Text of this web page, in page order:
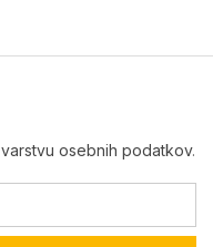
varstvu osebnih podatkov.